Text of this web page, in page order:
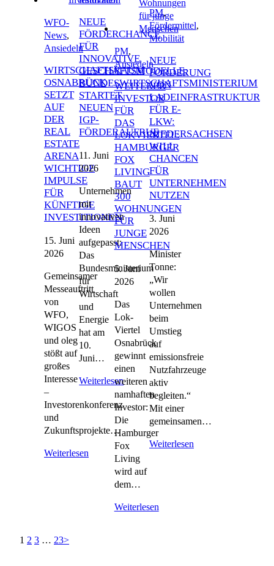
WFO-
News,
Ansiedeln
WIRTSCHAFTSRAUM
OSNABRÜCK
SETZT
AUF
DER
REAL
ESTATE
ARENA
WICHTIGE
IMPULSE
FÜR
KÜNFTIGE
INVESTITIONEN
15. Juni
2026
Gemeinsamer
Messeauftritt
von
WFO,
WIGOS
und oleg
stößt auf
großes
Interesse
–
Investorenkonferenz
und
Zukunftsprojekte…
Weiterlesen
NEUE
FÖRDERCHANCE
FÜR
INNOVATIVE
GESCHÄFTSMODELLE:
BUNDESWIRTSCHAFTSMINISTERIUM
STARTET
NEUEN
IGP-
FÖRDERAUFRUF
11. Juni
2026
Unternehmen
mit
innovativen
Ideen
aufgepasst:
Das
Bundesministerium
für
Wirtschaft
und
Energie
hat am
10.
Juni…
Weiterlesen
PM,
Ansiedeln
WEITERER
INVESTOR
FÜR
DAS
LOKVIERTEL:
HAMBURGER
FOX
LIVING
BAUT
300
WOHNUNGEN
FÜR
JUNGE
MENSCHEN
5. Juni
2026
Das
Lok-
Viertel
Osnabrück
gewinnt
einen
weiteren
namhaften
Investor:
Die
Hamburger
Fox
Living
wird auf
dem…
Weiterlesen
PM,
Fördermittel,
Mobilität
NEUE
FÖRDERUNG
VON
LADEINFRASTRUKTUR
FÜR E-
LKW:
NIEDERSACHSEN
WILL
CHANCEN
FÜR
UNTERNEHMEN
NUTZEN
3. Juni
2026
Minister
Tonne:
„Wir
wollen
Unternehmen
beim
Umstieg
auf
emissionsfreie
Nutzfahrzeuge
aktiv
begleiten.“
Mit einer
gemeinsamen…
Weiterlesen
1 2 3 … 23>